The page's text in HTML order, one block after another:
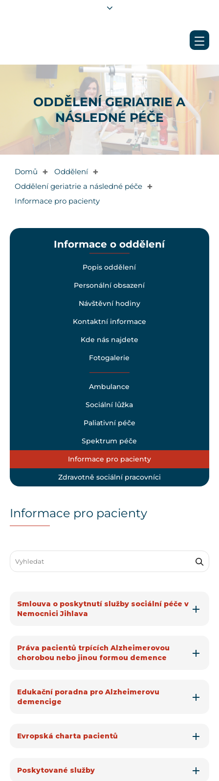
ODDĚLENÍ GERIATRIE A
NÁSLEDNÉ PÉČE
Domů ✚ Oddělení ✚
Oddělení geriatrie a následné péče ✚
Informace pro pacienty
Informace o oddělení
Popis oddělení
Personální obsazení
Návštěvní hodiny
Kontaktní informace
Kde nás najdete
Fotogalerie
Ambulance
Sociální lůžka
Paliativní péče
Spektrum péče
Informace pro pacienty
Zdravotně sociální pracovníci
Informace pro pacienty
Search through FAQ items. Results will update as you type.
Smlouva o poskytnutí služby sociální péče v
Nemocnici Jihlava
Práva pacientů trpících Alzheimerovou
chorobou nebo jinou formou demence
Edukační poradna pro Alzheimerovu
demencige
Evropská charta pacientů
Poskytované služby